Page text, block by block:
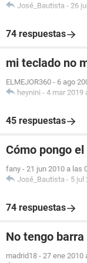
José_Bautista - 26
74 respuestas
mi teclado no
ELMEJOR360 - 6 ago
heynini - 4 mar 2019
45 respuestas
Cómo pongo
fany - 21 jun 2010 a las
José_Bautista - 5 jul
74 respuestas
No tengo
madrid18 - 27 ene 2010